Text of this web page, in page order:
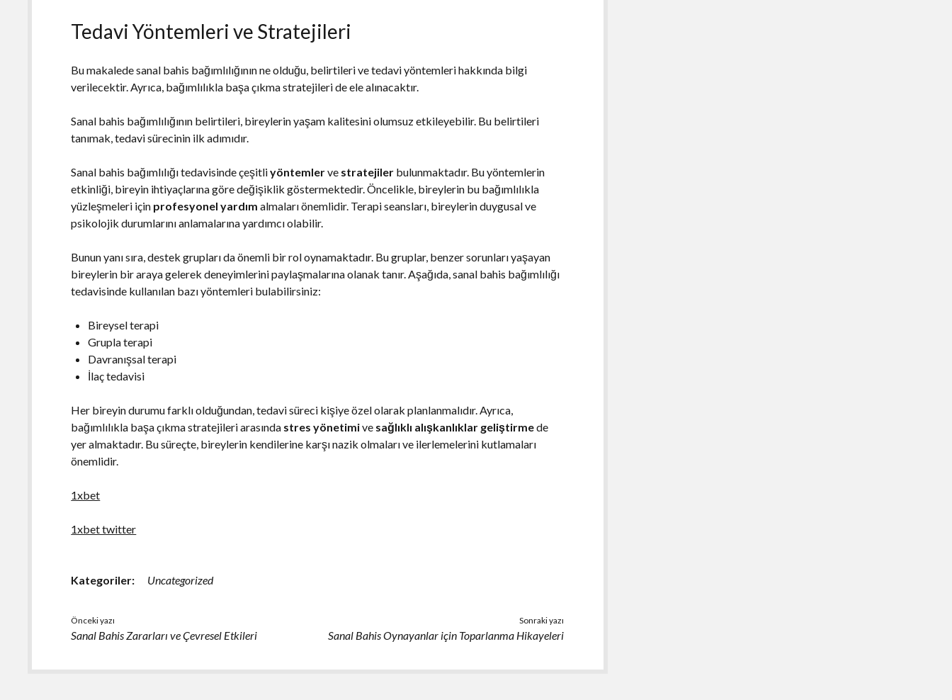
Tedavi Yöntemleri ve Stratejileri
Bu makalede sanal bahis bağımlılığının ne olduğu, belirtileri ve tedavi yöntemleri hakkında bilgi
verilecektir. Ayrıca, bağımlılıkla başa çıkma stratejileri de ele alınacaktır.
Sanal bahis bağımlılığının belirtileri, bireylerin yaşam kalitesini olumsuz etkileyebilir. Bu belirtileri
tanımak, tedavi sürecinin ilk adımıdır.
Sanal bahis bağımlılığı tedavisinde çeşitliyöntemlerve stratejiler bulunmaktadır. Bu yöntemlerin
etkinliği, bireyin ihtiyaçlarına göre değişiklik göstermektedir. Öncelikle, bireylerin bu bağımlılıkla
yüzleşmeleri için profesyonel yardım almaları önemlidir. Terapi seansları, bireylerin duygusal ve
psikolojik durumlarını anlamalarına yardımcı olabilir.
Bunun yanı sıra, destek grupları da önemli bir rol oynamaktadır. Bu gruplar, benzer sorunları yaşayan
bireylerin bir araya gelerek deneyimlerini paylaşmalarına olanak tanır. Aşağıda, sanal bahis bağımlılığı
tedavisinde kullanılan bazı yöntemleri bulabilirsiniz:
Bireysel terapi
Grupla terapi
Davranışsal terapi
İlaç tedavisi
Her bireyin durumu farklı olduğundan, tedavi süreci kişiye özel olarak planlanmalıdır. Ayrıca,
bağımlılıkla başa çıkma stratejileri arasında stres yönetimive sağlıklı alışkanlıklar geliştirmede
yer almaktadır. Bu süreçte, bireylerin kendilerine karşı nazik olmaları ve ilerlemelerini kutlamaları
önemlidir.
1xbet
1xbet twitter
Kategoriler: Uncategorized
Önceki yazı
Sanal Bahis Zararları ve Çevresel Etkileri
Sonraki yazı
Sanal Bahis Oynayanlar için Toparlanma Hikayeleri